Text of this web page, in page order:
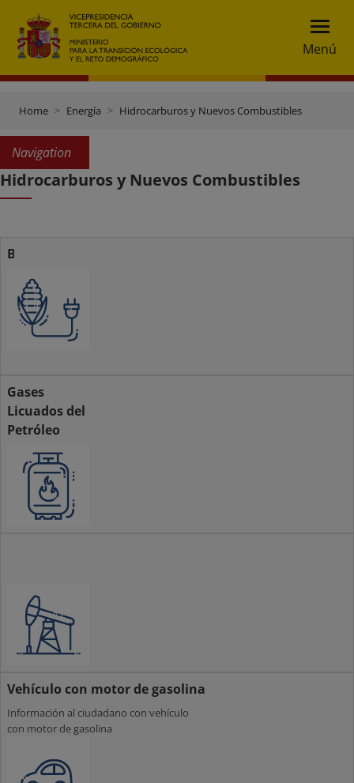
Menú
Home Energía Hidrocarburos y Nuevos Combustibles
Navigation
Hidrocarburos y Nuevos Combustibles
Biocarburantes
Gases
Licuados del
Petróleo
Vehículo con motor de gasolina
Información al ciudadano con vehículo
con motor de gasolina